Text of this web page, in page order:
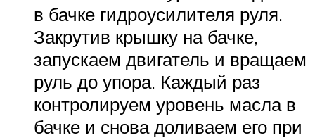
в бачке гидроусилителя руля.
Закрутив крышку на бачке,
запускаем двигатель и вращаем
руль до упора. Каждый раз
контролируем уровень масла в
бачке и снова доливаем его при